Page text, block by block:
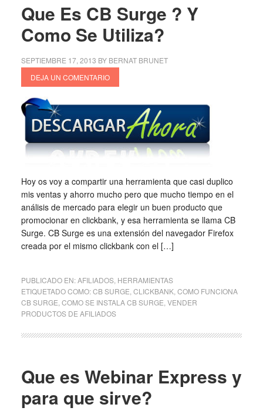
Que Es CB Surge ? Y
Como Se Utiliza?
SEPTIEMBRE 17, 2013 BY BERNAT BRUNET
DEJA UN COMENTARIO
Hoy os voy a compartir una herramienta que casi duplico
mis ventas y ahorro mucho pero que mucho tiempo en el
análisis de mercado para elegir un buen producto que
promocionar en clickbank, y esa herramienta se llama CB
Surge. CB Surge es una extensión del navegador Firefox
creada por el mismo clickbank con el […]
PUBLICADO EN:AFILIADOS, HERRAMIENTAS
ETIQUETADO COMO:CB SURGE CLICKBANK, COMO FUNCIONA
CB SURGE COMO SE INSTALA CB SURGE VENDER
PRODUCTOS DE AFILIADOS
Que es Webinar Express y
para que sirve?